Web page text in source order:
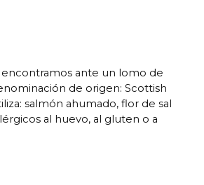
encontramos ante un lomo de
de origen: Scottish
salmón ahumado, flor de sal
al huevo, al gluten o a